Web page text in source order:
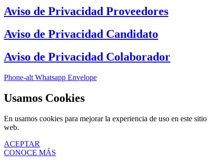
Aviso de Privacidad Proveedores
Aviso de Privacidad Candidato
Aviso de Privacidad Colaborador
Phone-alt Whatsapp Envelope
Usamos Cookies
En usamos cookies para mejorar la experiencia de uso en este sitio
web.
ACEPTAR
CONOCE MÁS